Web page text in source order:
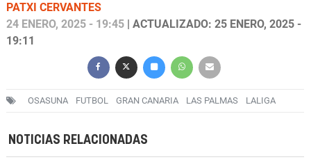
PATXI CERVANTES
24 ENERO, 2025 - 19:45 | ACTUALIZADO: 25 ENERO, 2025 -
19:11
OSASUNA FUTBOL GRAN CANARIA LAS PALMAS LALIGA
NOTICIAS RELACIONADAS